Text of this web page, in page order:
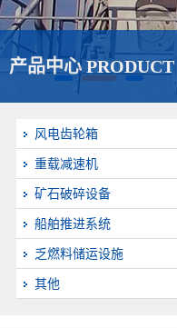
产品中心 PRODUCT
风电齿轮箱
重载减速机
矿石破碎设备
船舶推进系统
乏燃料储运设施
其他